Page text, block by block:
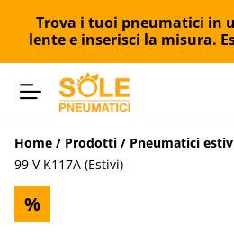
Trova i tuoi pneumatici in
lente e inserisci la misura.
Home / Prodotti / Pneumatici
99 V K117A (Estivi)
%